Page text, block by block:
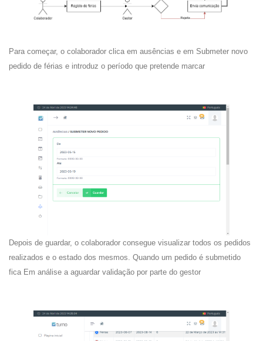
Para começar, o colaborador clica em ausências e em Submeter novo
pedido de férias e introduz o período que pretende marcar
Depois de guardar, o colaborador consegue visualizar todos os pedidos
realizados e o estado dos mesmos. Quando um pedido é submetido
fica Em análise a aguardar validação por parte do gestor